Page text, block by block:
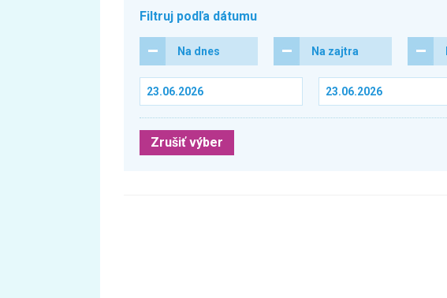
Filtruj podľa dátumu
Na dnes Na zajtra
Zrušiť výber